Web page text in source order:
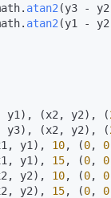
atan2 (y3 -
math.
atan2 (y1 -
y1), (x2, y2), (
y3), (x2, y2), (
y1), 10, (0, 0
y1), 15, (0, 0
y2), 10, (0, 0
y2), 15, (0, 0